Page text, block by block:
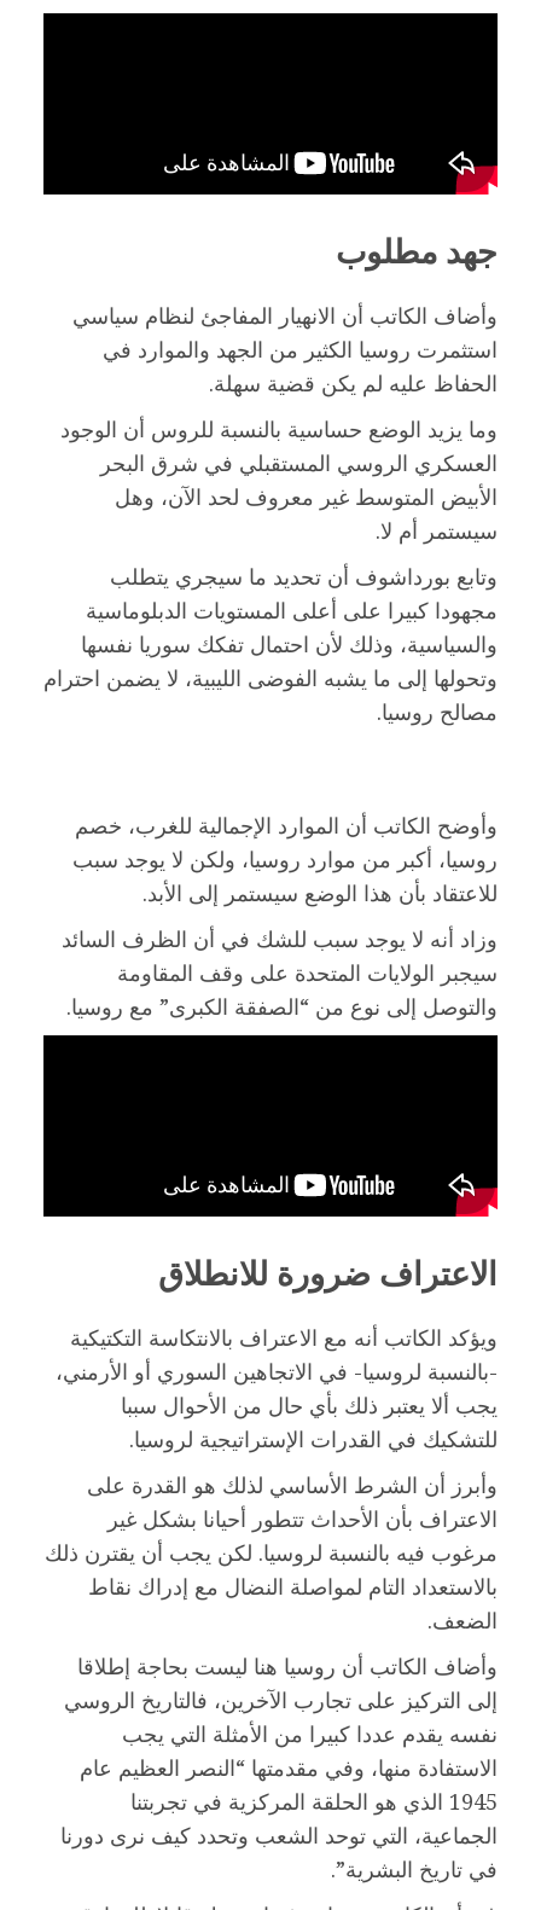
جهد مطلوب
وأضاف الكاتب أن الانهيار المفاجئ لنظام سياسي
استثمرت روسيا الكثير من الجهد والموارد في
الحفاظ عليه لم يكن قضية سهلة.
وما يزيد الوضع حساسية بالنسبة للروس أن الوجود
العسكري الروسي المستقبلي في شرق البحر
الأبيض المتوسط غير معروف لحد الآن، وهل
سيستمر أم لا.
وتابع بورداشوف أن تحديد ما سيجري يتطلب
مجهودا كبيرا على أعلى المستويات الدبلوماسية
والسياسية، وذلك لأن احتمال تفكك سوريا نفسها
وتحولها إلى ما يشبه الفوضى الليبية، لا يضمن احترام
مصالح روسيا.
وأوضح الكاتب أن الموارد الإجمالية للغرب، خصم
روسيا، أكبر من موارد روسيا، ولكن لا يوجد سبب
للاعتقاد بأن هذا الوضع سيستمر إلى الأبد.
وزاد أنه لا يوجد سبب للشك في أن الظرف السائد
سيجبر الولايات المتحدة على وقف المقاومة
والتوصل إلى نوع من “الصفقة الكبرى” مع روسيا.
الاعتراف ضرورة للانطلاق
ويؤكد الكاتب أنه مع الاعتراف بالانتكاسة التكتيكية
-بالنسبة لروسيا- في الاتجاهين السوري أو الأرمني،
يجب ألا يعتبر ذلك بأي حال من الأحوال سببا
للتشكيك في القدرات الإستراتيجية لروسيا.
وأبرز أن الشرط الأساسي لذلك هو القدرة على
الاعتراف بأن الأحداث تتطور أحيانا بشكل غير
مرغوب فيه بالنسبة لروسيا. لكن يجب أن يقترن ذلك
بالاستعداد التام لمواصلة النضال مع إدراك نقاط
الضعف.
وأضاف الكاتب أن روسيا هنا ليست بحاجة إطلاقا
إلى التركيز على تجارب الآخرين، فالتاريخ الروسي
نفسه يقدم عددا كبيرا من الأمثلة التي يجب
الاستفادة منها، وفي مقدمتها “النصر العظيم عام
1945 الذي هو الحلقة المركزية في تجربتنا
الجماعية، التي توحد الشعب وتحدد كيف نرى دورنا
في تاريخ البشرية”.